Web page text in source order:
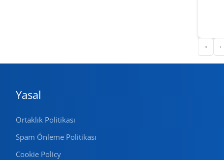
« ‹
Yasal
Ortaklık Politikası
Spam Önleme Politikası
Cookie Policy